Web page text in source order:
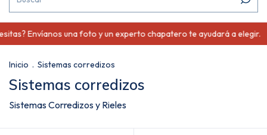
Envíanos una foto y un experto chapatero te ayudará a elegir.
Inicio . Sistemas corredizos
Sistemas corredizos
Sistemas Corredizos y Rieles